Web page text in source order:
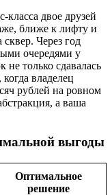
двое друзей
ближе к лифту и
Через год
очередями у
не только сдавалась
владелец
рублей на ровном
а ваша
выгоды
Оптимальное
решение